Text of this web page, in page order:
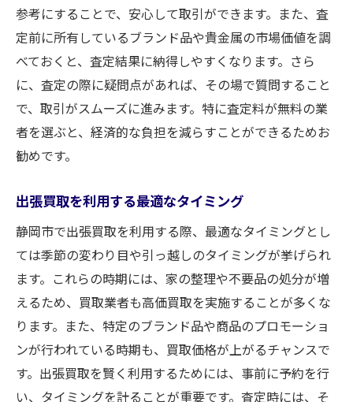
参考にすることで、安心して取引ができます。また、査
定前に所有しているブランド品や貴金属の市場価値を調
べておくと、査定結果に納得しやすくなります。さら
に、査定の際に疑問点があれば、その場で質問すること
で、取引がスムーズに進みます。特に査定料が無料の業
者を選ぶと、経済的な負担を減らすことができるためお
勧めです。
出張買取を利用する最適なタイミング
静岡市で出張買取を利用する際、最適なタイミングとし
ては季節の変わり目や引っ越しのタイミングが挙げられ
ます。これらの時期には、家の整理や不要品の処分が増
えるため、買取業者も高価買取を実施することが多くな
ります。また、特定のブランド品や商品のプロモーショ
ンが行われている時期も、買取価格が上がるチャンスで
す。出張買取を賢く利用するためには、事前に予約を行
い、タイミングを計ることが重要です。査定時には、そ